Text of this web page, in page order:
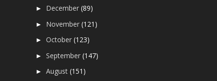
► December(89)
► November(121)
►October(123)
►September(147)
►August(151)